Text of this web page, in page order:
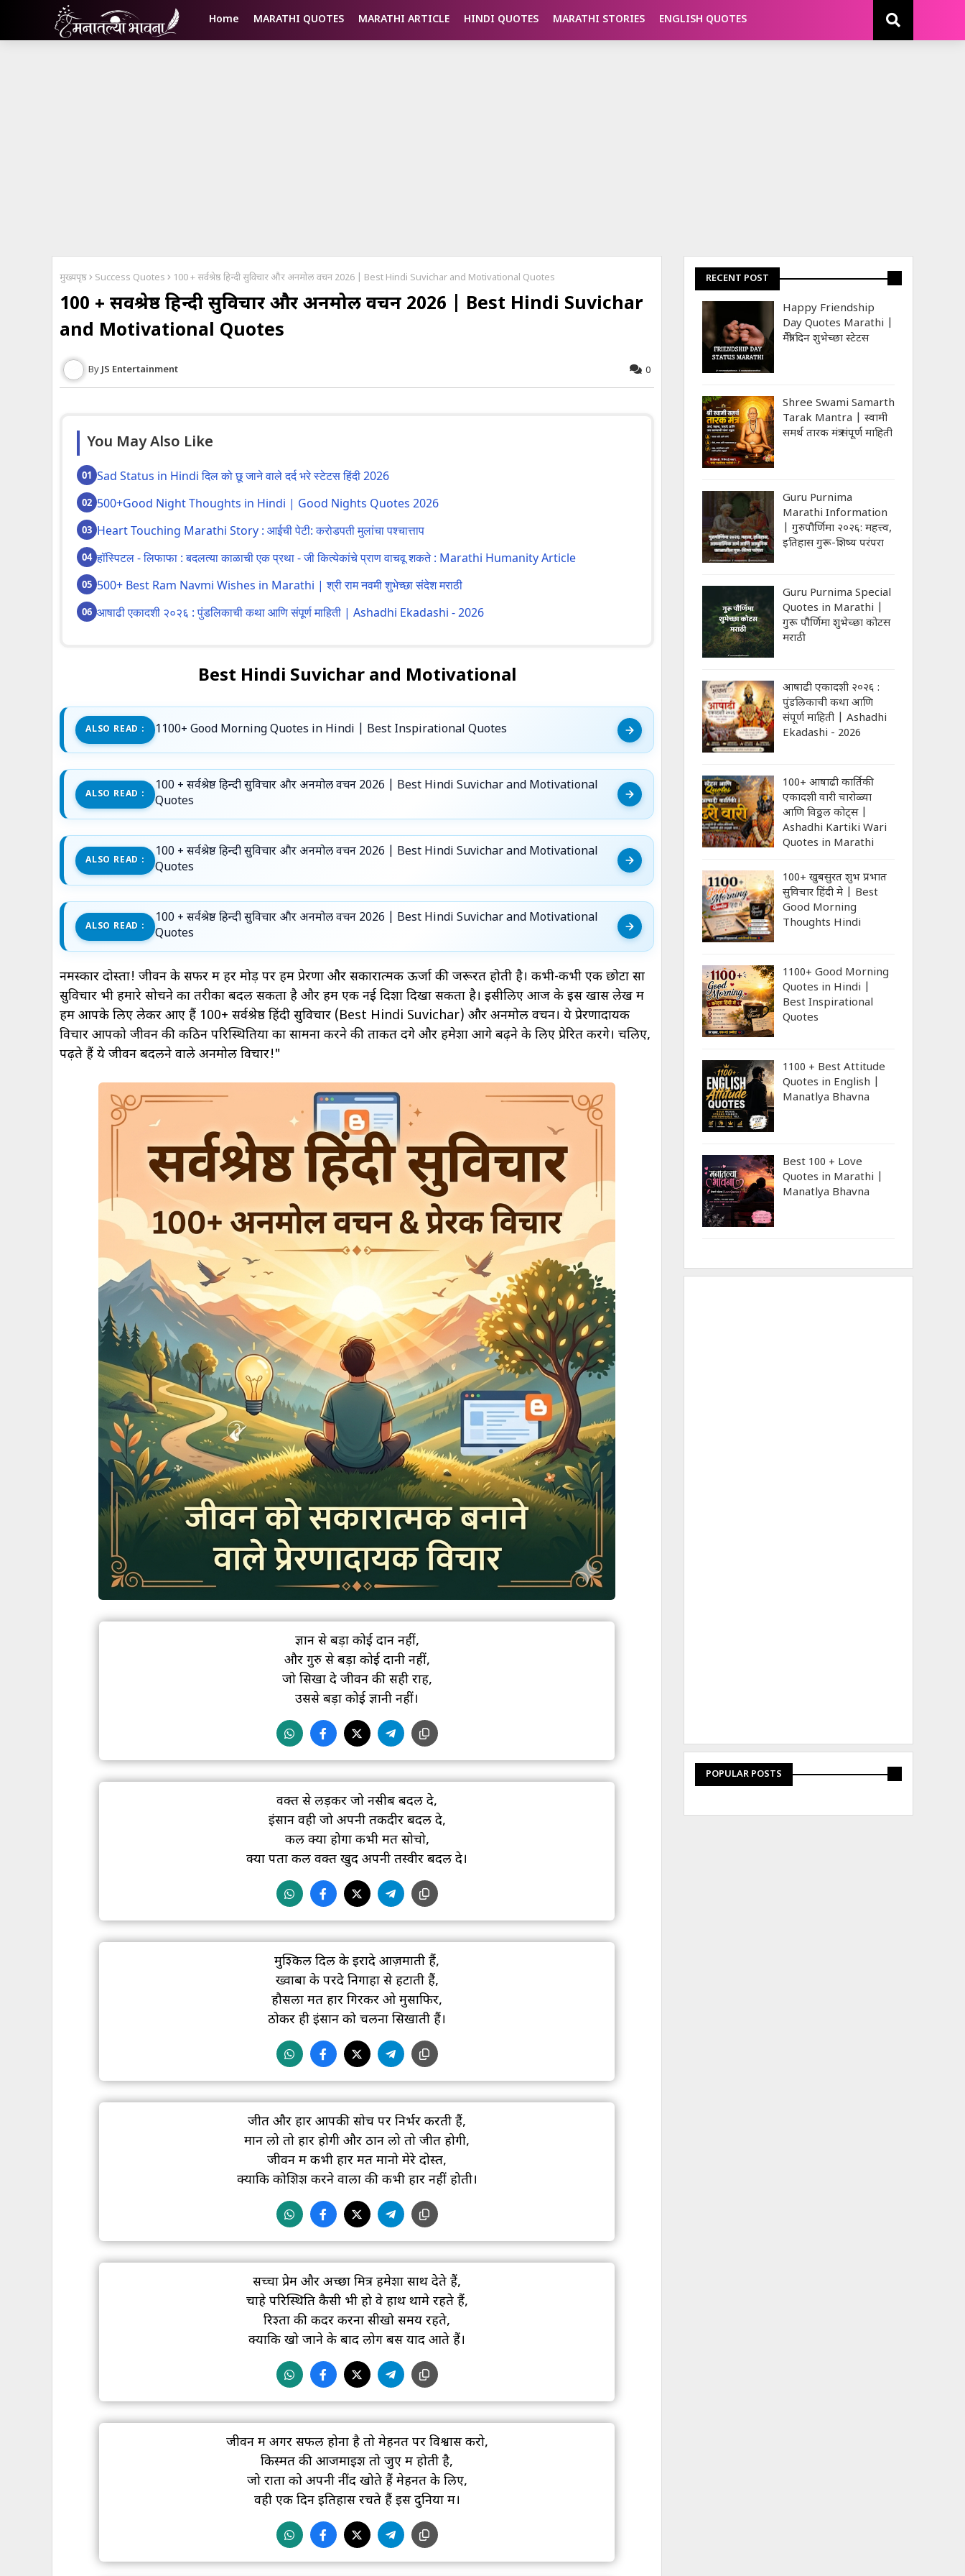
Home MARATHI QUOTES MARATHI ARTICLE HINDI QUOTES MARATHI STORIES ENGLISH QUOTES
मुख्यपृष्ठ Success Quotes 100 + सर्वश्रेष्ठ हिन्दी सुविचार और अनमोल वचन 2026 | Best Hindi Suvichar and Motivational Quotes
100 + सर्वश्रेष्ठ हिन्दी सुविचार और अनमोल वचन 2026 | Best Hindi Suvichar
and Motivational Quotes
JS Entertainment 0
You May Also Like
Sad Status in Hindi दिल को छू जाने वाले दर्द भरे स्‍टेटस हिंदी 2026
500+Good Night Thoughts in Hindi | Good Nights Quotes 2026
Heart Touching Marathi Story : आईची पेटी: करोडपती मुलांचा पश्चात्ताप
हॉस्पिटल - लिफाफा : बदलत्या काळाची एक प्रथा - जी कित्येकांचे प्राण वाचवू शकते : Marathi Humanity Article
500+ Best Ram Navmi Wishes in Marathi | श्री राम नवमी शुभेच्छा संदेश मराठी
आषाढी एकादशी २०२६ : पुंडलिकाची कथा आणि संपूर्ण माहिती | Ashadhi Ekadashi - 2026
Best Hindi Suvichar and Motivational
ALSO READ : 1100+ Good Morning Quotes in Hindi | Best Inspirational Quotes
ALSO READ :
100 + सर्वश्रेष्ठ हिन्दी सुविचार और अनमोल वचन 2026 | Best Hindi Suvichar and Motivational
Quotes
ALSO READ :
100 + सर्वश्रेष्ठ हिन्दी सुविचार और अनमोल वचन 2026 | Best Hindi Suvichar and Motivational
Quotes
ALSO READ :
100 + सर्वश्रेष्ठ हिन्दी सुविचार और अनमोल वचन 2026 | Best Hindi Suvichar and Motivational
Quotes
नमस्कार दोस्तों! जीवन के सफर में हर मोड़ पर हमें प्रेरणा और सकारात्मक ऊर्जा की जरूरत होती है। कभी-कभी एक छोटा सा
सुविचार भी हमारे सोचने का तरीका बदल सकता है और हमें एक नई दिशा दिखा सकता है। इसीलिए आज के इस खास लेख में
हम आपके लिए लेकर आए हैं 100+ सर्वश्रेष्ठ हिंदी सुविचार (Best Hindi Suvichar) और अनमोल वचन। ये प्रेरणादायक
विचार आपको जीवन की कठिन परिस्थितियों का सामना करने की ताकत देंगे और हमेशा आगे बढ़ने के लिए प्रेरित करेंगे। चलिए,
पढ़ते हैं ये जीवन बदलने वाले अनमोल विचार!"
ज्ञान से बड़ा कोई दान नहीं,
और गुरु से बड़ा कोई दानी नहीं,
जो सिखा दे जीवन की सही राह,
उससे बड़ा कोई ज्ञानी नहीं।
वक्त से लड़कर जो नसीब बदल दे,
इंसान वही जो अपनी तकदीर बदल दे,
कल क्या होगा कभी मत सोचो,
क्या पता कल वक्त खुद अपनी तस्वीर बदल दे।
मुश्किलें दिल के इरादे आज़माती हैं,
ख्वाबों के परदे निगाहों से हटाती हैं,
हौसला मत हार गिरकर ओ मुसाफिर,
ठोकरें ही इंसान को चलना सिखाती हैं।
जीत और हार आपकी सोच पर निर्भर करती हैं,
मान लो तो हार होगी और ठान लो तो जीत होगी,
जीवन में कभी हार मत मानो मेरे दोस्त,
क्योंकि कोशिश करने वालों की कभी हार नहीं होती।
सच्चा प्रेम और अच्छा मित्र हमेशा साथ देते हैं,
चाहे परिस्थिति कैसी भी हो वे हाथ थामे रहते हैं,
रिश्तों की कदर करना सीखो समय रहते,
क्योंकि खो जाने के बाद लोग बस याद आते हैं।
जीवन में अगर सफल होना है तो मेहनत पर विश्वास करो,
किस्मत की आजमाइश तो जुए में होती है,
जो रातों को अपनी नींद खोते हैं मेहनत के लिए,
वही एक दिन इतिहास रचते हैं इस दुनिया में।
RECENT POST
Happy Friendship
Day Quotes Marathi |
मैत्री दिन शुभेच्‍छा स्‍टेटस
Shree Swami Samarth
Tarak Mantra | स्वामी
समर्थ तारक मंत्र संपूर्ण माहिती
Guru Purnima
Marathi Information
| गुरुपौर्णिमा २०२६: महत्त्व,
इतिहास गुरू-शिष्य परंपरा
Guru Purnima Special
Quotes in Marathi |
गुरू पौर्णिमा शुभेच्‍छा कोटस
मराठी
आषाढी एकादशी २०२६ :
पुंडलिकाची कथा आणि
संपूर्ण माहिती | Ashadhi
Ekadashi - 2026
100+ आषाढी कार्तिकी
एकादशी वारी चारोळ्या
आणि विठ्ठल कोट्स |
Ashadhi Kartiki Wari
Quotes in Marathi
100+ खुबसुरत शुभ प्रभात
सुविचार हिंदी मे | Best
Good Morning
Thoughts Hindi
1100+ Good Morning
Quotes in Hindi |
Best Inspirational
Quotes
1100 + Best Attitude
Quotes in English |
Manatlya Bhavna
Best 100 + Love
Quotes in Marathi |
Manatlya Bhavna
POPULAR POSTS